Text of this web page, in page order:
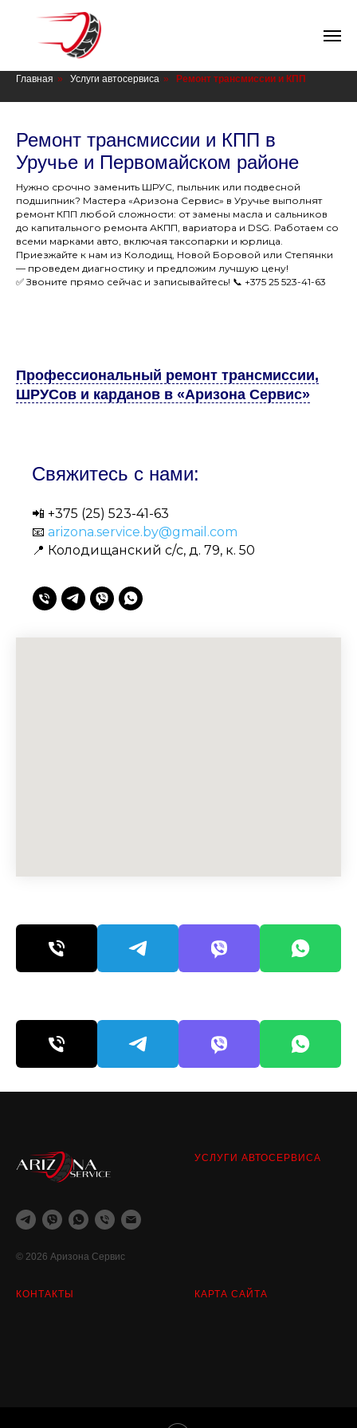
Главная » Услуги автосервиса » Ремонт трансмиссии и КПП
Ремонт трансмиссии и КПП в
Уручье и Первомайском районе
Нужно срочно заменить ШРУС, пыльник или подвесной
подшипник? Мастера «Аризона Сервис» в Уручье выполнят
ремонт КПП любой сложности: от замены масла и сальников
до капитального ремонта АКПП, вариатора и DSG. Работаем со
всеми марками авто, включая таксопарки и юрлица.
Приезжайте к нам из Колодищ, Новой Боровой или Степянки
— проведем диагностику и предложим лучшую цену!
✅ Звоните прямо сейчас и записывайтесь! 📞 +375 25 523-41-63
Профессиональный ремонт трансмиссии,
ШРУСов и карданов в «Аризона Сервис»
Свяжитесь с нами:
📲 +375 (25) 523-41-63
📧 arizona.service.by@gmail.com
📍 Колодищанский с/с, д. 79, к. 50
© 2026 Аризона Сервис
УСЛУГИ АВТОСЕРВИСА
КОНТАКТЫ КАРТА САЙТА